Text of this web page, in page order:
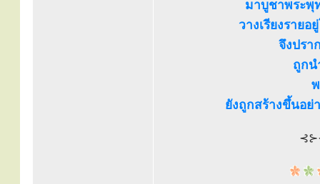
มาบูชาพระพุ
วางเรียงราย
จึงปรา
ถูกน
ยังถูกสร้างขึ้นอย่